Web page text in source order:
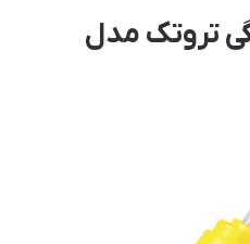
تروتک مدل